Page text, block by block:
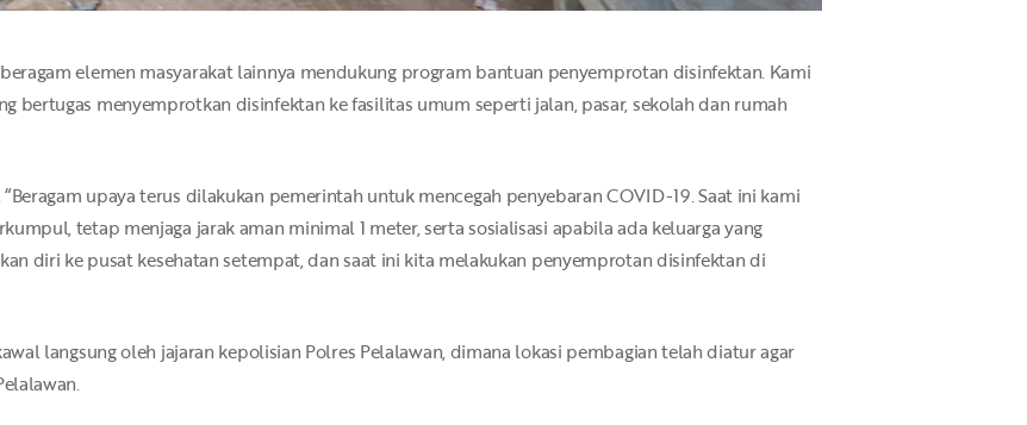
elemen masyarakat lainnya mendukung program bantuan penyemprotan disinfektan. Kami
bertugas menyemprotkan disinfektan ke fasilitas umum seperti jalan, pasar, sekolah dan rumah
upaya terus dilakukan pemerintah untuk mencegah penyebaran COVID-19. Saat ini kami
tetap menjaga jarak aman minimal 1 meter, serta sosialisasi apabila ada keluarga yang
diri ke pusat kesehatan setempat, dan saat ini kita melakukan penyemprotan disinfektan di
langsung oleh jajaran kepolisian Polres Pelalawan, dimana lokasi pembagian telah diatur agar